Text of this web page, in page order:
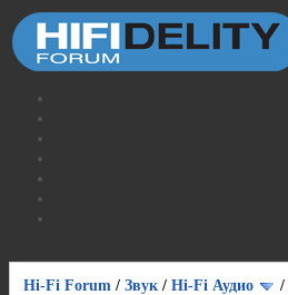
Hi-Fi Forum / Звук / Hi-Fi Аудио /